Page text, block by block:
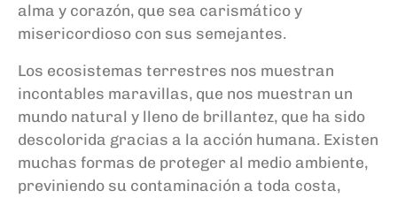
alma y corazón, que sea carismático y
misericordioso con sus semejantes.
Los ecosistemas terrestres nos muestran
incontables maravillas, que nos muestran un
mundo natural y lleno de brillantez, que ha sido
descolorida gracias a la acción humana. Existen
muchas formas de proteger al medio ambiente,
previniendo su contaminación a toda costa,